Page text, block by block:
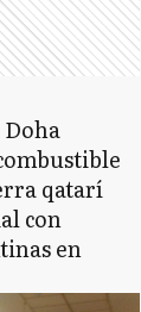
qatarí
con
en